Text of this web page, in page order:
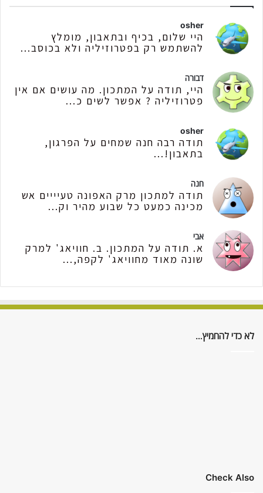
osher
היי שלום, בכיף ובתאבון, מומלץ
להשתמש רק בפטרוזיליה ולא בכוסב...
דבורה
היי, תודה על המתכון. מה עושים אם אין
פטרוזיליה ? אפשר לשים כ...
osher
תודה רבה חנה שמחים על הפרגון,
בתאבון!...
חנה
תודה למתכון מרק האפונה טעיייים אש
מכינה כמעט כל שבוע מהיר וק...
אבי
א. תודה על המתכון. ב. חוויאג' למרק
שונה מאוד מחוויאג' לקפה,...
לא כדי להחמיץ…
Check Also